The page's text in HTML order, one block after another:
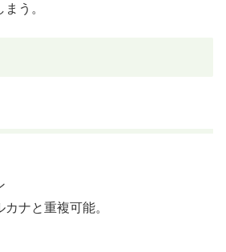
う。
ナと重複可能。